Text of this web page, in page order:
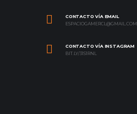
CONTACTO VÍA EMAIL
ESPACIOGAMERCL@GMAIL.COM
CONTACTO VÍA INSTAGRAM
BIT.LY/31S1RNL